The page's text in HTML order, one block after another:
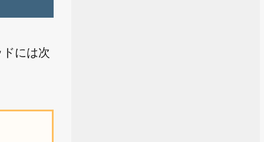
には次